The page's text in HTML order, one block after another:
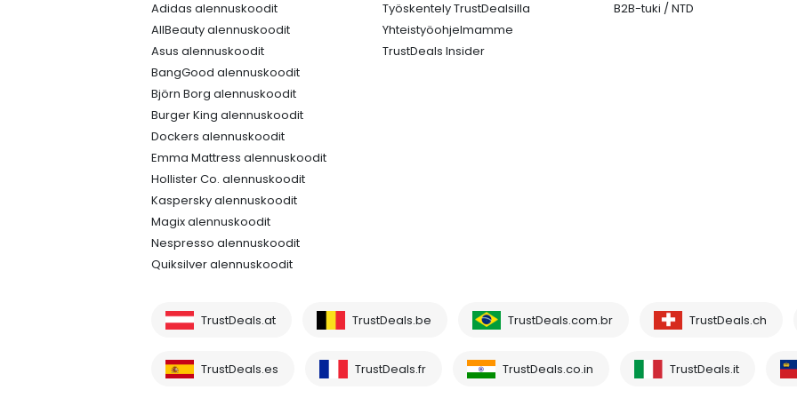
Adidas alennuskoodit
AllBeauty alennuskoodit
Asus alennuskoodit
BangGood alennuskoodit
Björn Borg alennuskoodit
Burger King alennuskoodit
Dockers alennuskoodit
Emma Mattress alennuskoodit
Hollister Co. alennuskoodit
Kaspersky alennuskoodit
Magix alennuskoodit
Nespresso alennuskoodit
Quiksilver alennuskoodit
Työskentely TrustDealsilla
Yhteistyöohjelmamme
TrustDeals Insider
B2B-tuki / NTD
TrustDeals.at TrustDeals.be TrustDeals.com.br TrustDeals.ch
TrustDeals.es TrustDeals.fr TrustDeals.co.in TrustDeals.it